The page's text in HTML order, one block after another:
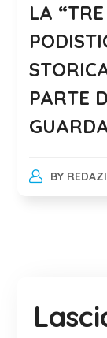
LA
PARTE
BY